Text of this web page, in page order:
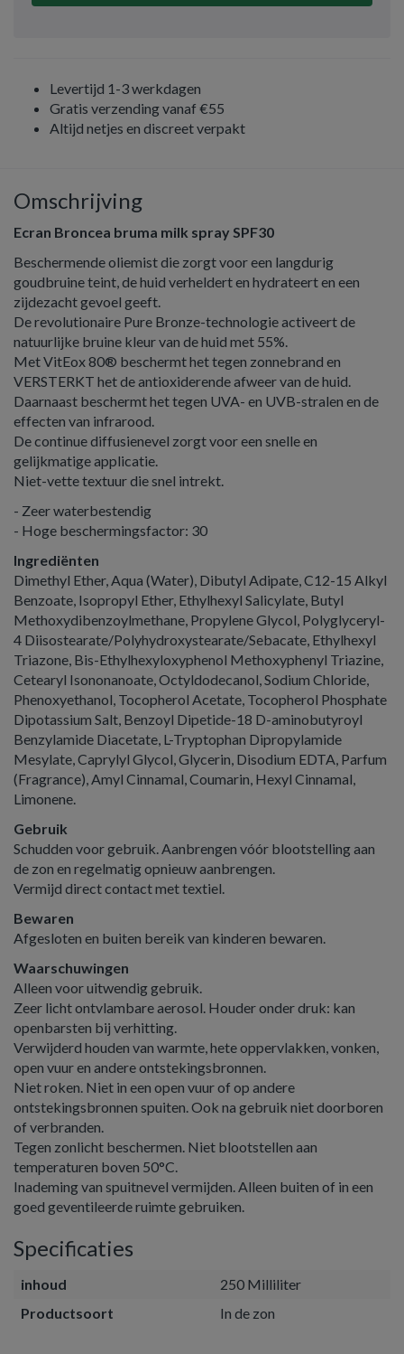
Levertijd 1-3 werkdagen
Gratis verzending vanaf €55
Altijd netjes en discreet verpakt
Omschrijving
Ecran Broncea bruma milk spray SPF30
Beschermende oliemist die zorgt voor een langdurig
goudbruine teint, de huid verheldert en hydrateert en een
zijdezacht gevoel geeft.
De revolutionaire Pure Bronze-technologie activeert de
natuurlijke bruine kleur van de huid met 55%.
Met VitEox 80® beschermt het tegen zonnebrand en
VERSTERKT het de antioxiderende afweer van de huid.
Daarnaast beschermt het tegen UVA- en UVB-stralen en de
effecten van infrarood.
De continue diffusienevel zorgt voor een snelle en
gelijkmatige applicatie.
Niet-vette textuur die snel intrekt.
- Zeer waterbestendig
- Hoge beschermingsfactor: 30
Ingrediënten
Dimethyl Ether, Aqua (Water), Dibutyl Adipate, C12-15 Alkyl
Benzoate, Isopropyl Ether, Ethylhexyl Salicylate, Butyl
Methoxydibenzoylmethane, Propylene Glycol, Polyglyceryl-
4 Diisostearate/Polyhydroxystearate/Sebacate, Ethylhexyl
Triazone, Bis-Ethylhexyloxyphenol Methoxyphenyl Triazine,
Cetearyl Isononanoate, Octyldodecanol, Sodium Chloride,
Phenoxyethanol, Tocopherol Acetate, Tocopherol Phosphate
Dipotassium Salt, Benzoyl Dipetide-18 D-aminobutyroyl
Benzylamide Diacetate, L-Tryptophan Dipropylamide
Mesylate, Caprylyl Glycol, Glycerin, Disodium EDTA, Parfum
(Fragrance), Amyl Cinnamal, Coumarin, Hexyl Cinnamal,
Limonene.
Gebruik
Schudden voor gebruik. Aanbrengen vóór blootstelling aan
de zon en regelmatig opnieuw aanbrengen.
Vermijd direct contact met textiel.
Bewaren
Afgesloten en buiten bereik van kinderen bewaren.
Waarschuwingen
Alleen voor uitwendig gebruik.
Zeer licht ontvlambare aerosol. Houder onder druk: kan
openbarsten bij verhitting.
Verwijderd houden van warmte, hete oppervlakken, vonken,
open vuur en andere ontstekingsbronnen.
Niet roken. Niet in een open vuur of op andere
ontstekingsbronnen spuiten. Ook na gebruik niet doorboren
of verbranden.
Tegen zonlicht beschermen. Niet blootstellen aan
temperaturen boven 50°C.
Inademing van spuitnevel vermijden. Alleen buiten of in een
goed geventileerde ruimte gebruiken.
Specificaties
inhoud
250 Milliliter
Productsoort
In de zon